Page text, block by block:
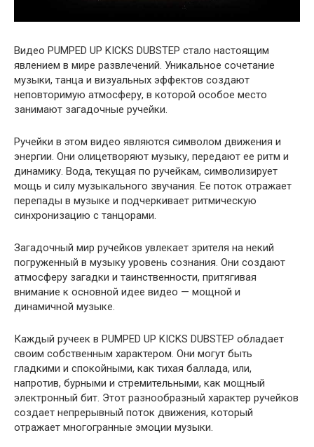
Видео PUMPED UP KICKS DUBSTEP стало настоящим
явлением в мире развлечений. Уникальное сочетание
музыки, танца и визуальных эффектов создают
неповторимую атмосферу, в которой особое место
занимают загадочные ручейки.
Ручейки в этом видео являются символом движения и
энергии. Они олицетворяют музыку, передают ее ритм и
динамику. Вода, текущая по ручейкам, символизирует
мощь и силу музыкального звучания. Ее поток отражает
перепады в музыке и подчеркивает ритмическую
синхронизацию с танцорами.
Загадочный мир ручейков увлекает зрителя на некий
погруженный в музыку уровень сознания. Они создают
атмосферу загадки и таинственности, притягивая
внимание к основной идее видео — мощной и
динамичной музыке.
Каждый ручеек в PUMPED UP KICKS DUBSTEP обладает
своим собственным характером. Они могут быть
гладкими и спокойными, как тихая баллада, или,
напротив, бурными и стремительными, как мощный
электронный бит. Этот разнообразный характер ручейков
создает непрерывный поток движения, который
отражает многогранные эмоции музыки.